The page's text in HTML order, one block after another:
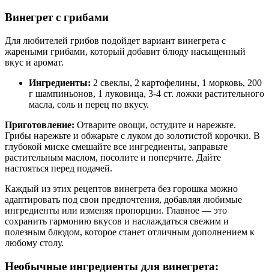
Винегрет с грибами
Для любителей грибов подойдет вариант винегрета с
жареными грибами, который добавит блюду насыщенный
вкус и аромат.
Ингредиенты: 2 свеклы, 2 картофелины, 1 морковь, 200
г шампиньонов, 1 луковица, 3-4 ст. ложки растительного
масла, соль и перец по вкусу.
Приготовление: Отварите овощи, остудите и нарежьте.
Грибы нарежьте и обжарьте с луком до золотистой корочки. В
глубокой миске смешайте все ингредиенты, заправьте
растительным маслом, посолите и поперчите. Дайте
настояться перед подачей.
Каждый из этих рецептов винегрета без горошка можно
адаптировать под свои предпочтения, добавляя любимые
ингредиенты или изменяя пропорции. Главное — это
сохранить гармонию вкусов и наслаждаться свежим и
полезным блюдом, которое станет отличным дополнением к
любому столу.
Необычные ингредиенты для винегрета: